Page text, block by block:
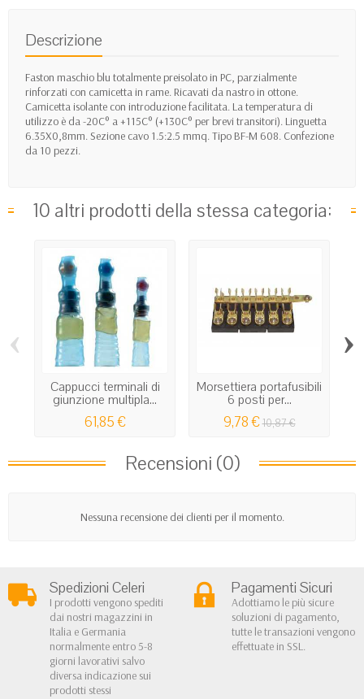
Descrizione
Faston maschio blu totalmente preisolato in PC, parzialmente
rinforzati con camicetta in rame. Ricavati da nastro in ottone.
Camicetta isolante con introduzione facilitata. La temperatura di
utilizzo è da -20C° a +115C° (+130C° per brevi transitori). Linguetta
6.35X0,8mm. Sezione cavo 1.5:2.5 mmq. Tipo BF-M 608. Confezione
da 10 pezzi.
10 altri prodotti della stessa categoria:
Cappucci terminali di
giunzione multipla...
61,85 €
Morsettiera portafusibili
6 posti per...
9,78 €10,87 €
‹ ›
Recensioni (0)
Nessuna recensione dei clienti per il momento.
Spedizioni Celeri
I prodotti vengono spediti
dai nostri magazzini in
Italia e Germania
normalmente entro 5-8
giorni lavorativi salvo
diversa indicazione sui
prodotti stessi
Pagamenti Sicuri
Adottiamo le più sicure
soluzioni di pagamento,
tutte le transazioni vengono
effettuate in SSL.